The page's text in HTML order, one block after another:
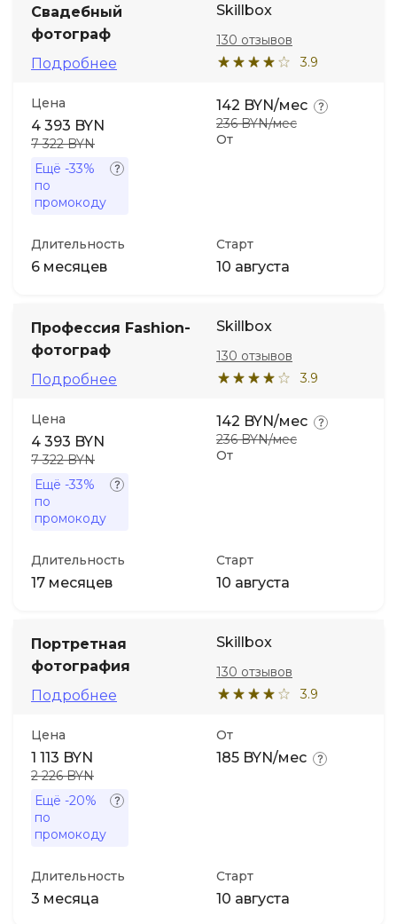
Свадебный
фотограф
Подробнее
Skillbox
3.9
130 отзывов
Цена
4 393 BYN
7 322 BYN
Ещё -33%
по
промокоду
От
142 BYN/мес
236 BYN/мес
Длительность
6 месяцев
Старт
10 августа
Профессия Fashion-
фотограф
Подробнее
Skillbox
3.9
130 отзывов
Цена
4 393 BYN
7 322 BYN
Ещё -33%
по
промокоду
От
142 BYN/мес
236 BYN/мес
Длительность
17 месяцев
Старт
10 августа
Портретная
фотография
Подробнее
Skillbox
3.9
130 отзывов
Цена
1 113 BYN
2 226 BYN
Ещё -20%
по
промокоду
От
185 BYN/мес
Длительность
3 месяца
Старт
10 августа